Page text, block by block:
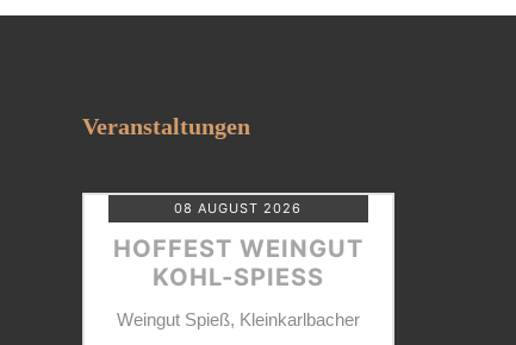
Veranstaltungen
08 AUGUST 2026
HOFFEST WEINGUT
KOHL-SPIESS
Weingut Spieß, Kleinkarlbacher